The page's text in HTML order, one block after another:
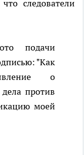
следователи
подачи
"Как
о
против
моей